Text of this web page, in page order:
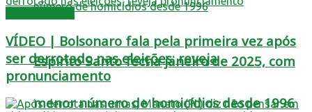
Espírito Santo fecha janeiro de 2025, com
menor número de homicídios desde 1996
VÍDEO | Bolsonaro fala pela primeira vez após
ser derrotado nas eleições; reveja
pronunciamento